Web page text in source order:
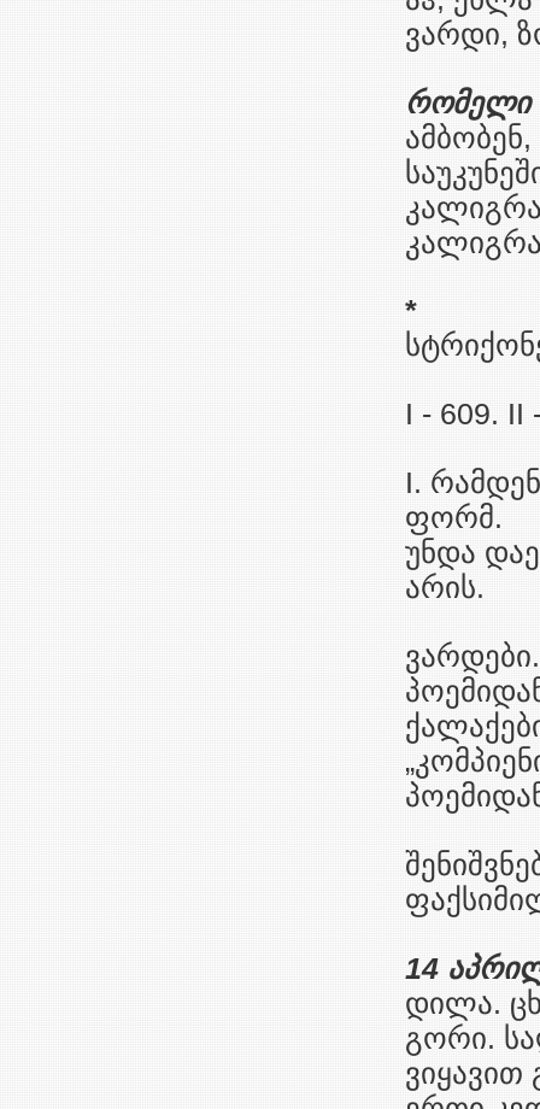
ვარდი,
რომელი
ამბობენ,
*
I - 609. II
I.
ფორმ.
უნდა
არის.
14
დილა.
გორი.
ვიყავით